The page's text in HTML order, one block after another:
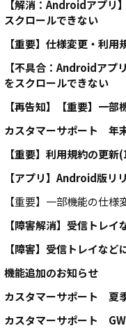
【解消：Androidアプリ
スクロールできない
【重要】仕様変更・利
【不具合：Androidアプ
をスクロールできない
【再告知】【重要】一
カスタマーサポート 年
【重要】利用規約の更
【アプリ】Android版リ
【重要】一部機能の仕様
【障害解消】受信トレ
【障害】受信トレイな
機能追加のお知らせ
カスタマーサポート 夏
カスタマーサポート